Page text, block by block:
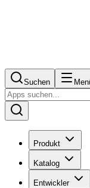
Suchen
Produkt
Katalog
Entwickler